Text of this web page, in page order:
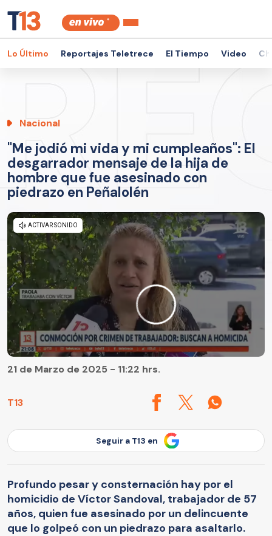
Lo Último Reportajes Teletrece El Tiempo Video
Nacional
"Me jodió mi vida y mi cumpleaños": El
desgarrador mensaje de la hija de
hombre que fue asesinado con
piedrazo en Peñalolén
T13
21 de Marzo de 2025 - 11:22 hrs.
Seguir a T13 en
Profundo pesar y consternación hay por el
homicidio de Víctor Sandoval, trabajador de 57
años, quien fue asesinado por un delincuente
que lo golpeó con un piedrazo para asaltarlo.